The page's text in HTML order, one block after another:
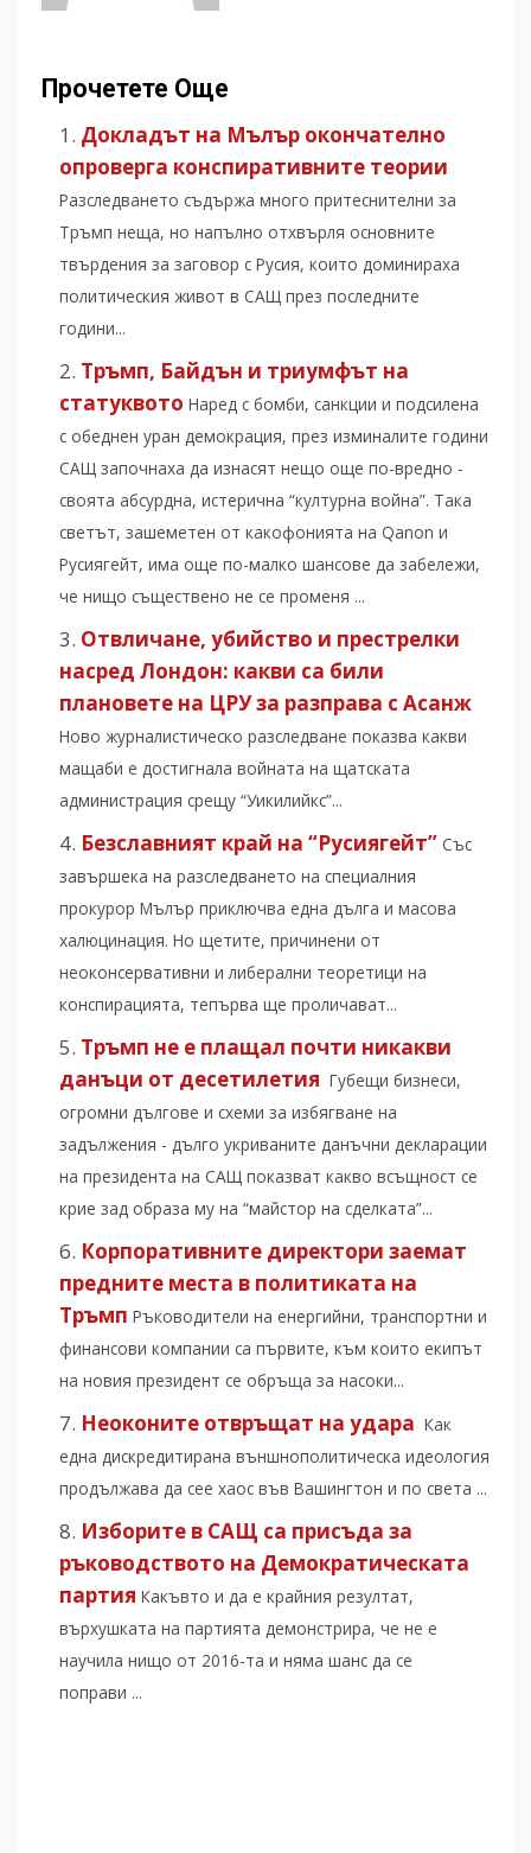
Прочетете Още
Докладът на Мълър окончателно
опроверга конспиративните теории
Разследването съдържа много притеснителни за
Тръмп неща, но напълно отхвърля основните
твърдения за заговор с Русия, които доминираха
политическия живот в САЩ през последните
години...
Тръмп, Байдън и триумфът на
статуквото Наред с бомби, санкции и подсилена
с обеднен уран демокрация, през изминалите години
САЩ започнаха да изнасят нещо още по-вредно -
своята абсурдна, истерична “културна война”. Така
светът, зашеметен от какофонията на Qanon и
Русиягейт, има още по-малко шансове да забележи,
че нищо съществено не се променя ...
Отвличане, убийство и престрелки
насред Лондон: какви са били
плановете на ЦРУ за разправа с Асанж
Ново журналистическо разследване показва какви
мащаби е достигнала войната на щатската
администрация срещу “Уикилийкс”...
Безславният край на “Русиягейт” Със
завършека на разследването на специалния
прокурор Мълър приключва една дълга и масова
халюцинация. Но щетите, причинени от
неоконсервативни и либерални теоретици на
конспирацията, тепърва ще проличават...
Тръмп не е плащал почти никакви
данъци от десетилетия Губещи бизнеси,
огромни дългове и схеми за избягване на
задължения - дълго укриваните данъчни декларации
на президента на САЩ показват какво всъщност се
крие зад образа му на “майстор на сделката”...
Корпоративните директори заемат
предните места в политиката на
Тръмп Ръководители на енергийни, транспортни и
финансови компании са първите, към които екипът
на новия президент се обръща за насоки...
Неоконите отвръщат на удара Как
една дискредитирана външнополитическа идеология
продължава да сее хаос във Вашингтон и по света ...
Изборите в САЩ са присъда за
ръководството на Демократическата
партия Какъвто и да е крайния резултат,
върхушката на партията демонстрира, че не е
научила нищо от 2016-та и няма шанс да се
поправи ...